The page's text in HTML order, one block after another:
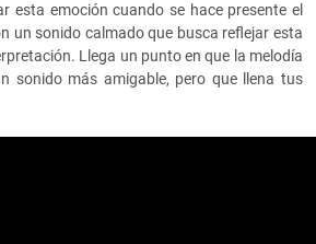
esta emoción cuando se hace presente el
un sonido calmado que busca reflejar esta
Llega un punto en que la melodía
sonido más amigable, pero que llena tus